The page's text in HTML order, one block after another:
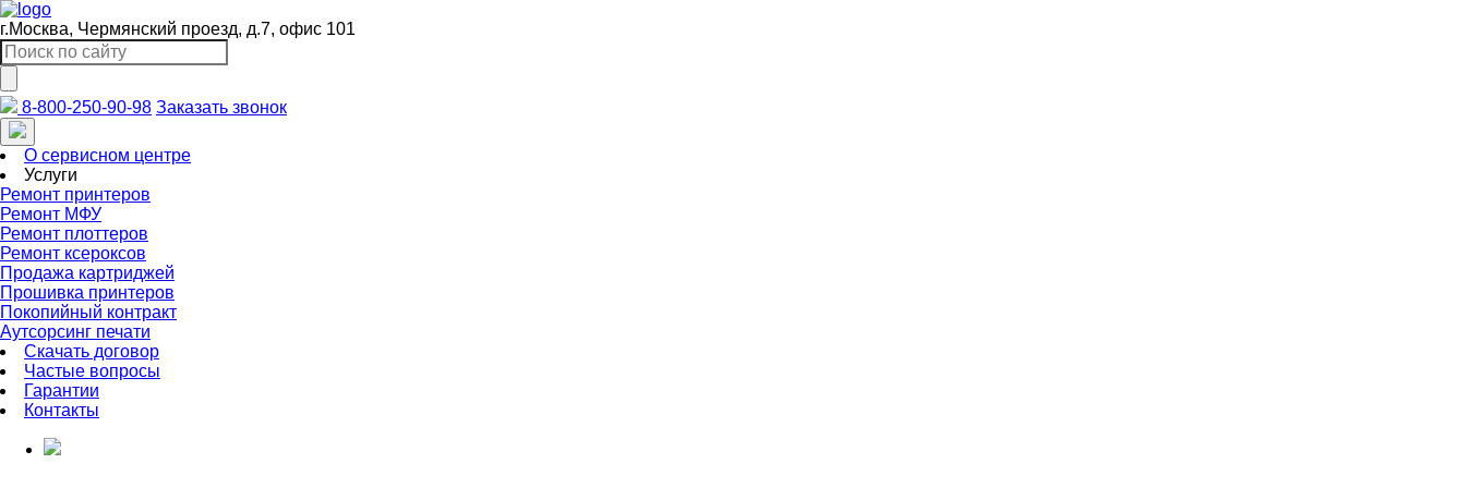
г.Москва, Чермянский проезд, д.7, офис 101
8-800-250-90-98 Заказать звонок
О сервисном центре
Услуги
Ремонт принтеров
Ремонт МФУ
Ремонт плоттеров
Ремонт ксероксов
Продажа картриджей
Прошивка принтеров
Покопийный контракт
Аутсорсинг печати
Скачать договор
Частые вопросы
Гарантии
Контакты